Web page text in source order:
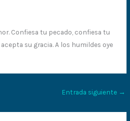
Confiesa tu pecado, confiesa tu
su gracia. A los humildes oye
Entrada siguiente →